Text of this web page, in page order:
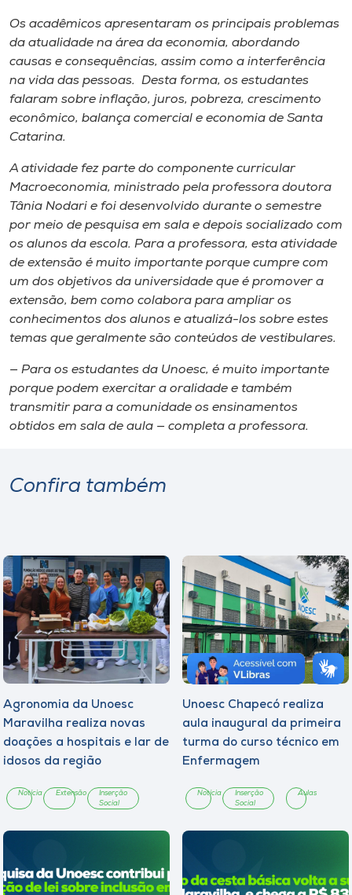
Os acadêmicos apresentaram os principais problemas
da atualidade na área da economia, abordando
causas e consequências, assim como a interferência
na vida das pessoas. Desta forma, os estudantes
falaram sobre inflação, juros, pobreza, crescimento
econômico, balança comercial e economia de Santa
Catarina.
A atividade fez parte do componente curricular
Macroeconomia, ministrado pela professora doutora
Tânia Nodari e foi desenvolvido durante o semestre
por meio de pesquisa em sala e depois socializado com
os alunos da escola. Para a professora, esta atividade
de extensão é muito importante porque cumpre com
um dos objetivos da universidade que é promover a
extensão, bem como colabora para ampliar os
conhecimentos dos alunos e atualizá-los sobre estes
temas que geralmente são conteúdos de vestibulares.
— Para os estudantes da Unoesc, é muito importante
porque podem exercitar a oralidade e também
transmitir para a comunidade os ensinamentos
obtidos em sala de aula — completa a professora.
Confira também
Agronomia da Unoesc
Maravilha realiza novas
doações a hospitais e lar de
idosos da região
Notícia Extensão
Inserção
Social
Unoesc Chapecó realiza
aula inaugural da primeira
turma do curso técnico em
Enfermagem
Notícia
Inserção
Social
Aulas